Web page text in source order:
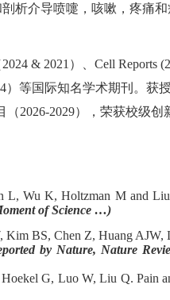
析介导喷嚏，咳嗽，疼痛
2021）、Cell Reports
）等国际知名学术期刊。
2029），荣获校级创
Wu K, Holtzman M and Liu
of Science …)
BS, Chen Z, Huang AJW,
by Nature, Nature
G, Luo W, Liu Q. Pain